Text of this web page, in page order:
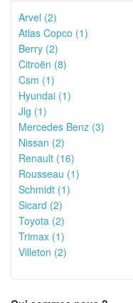
Arvel (2)
Atlas Copco (1)
Berry (2)
Citroën (8)
Csm (1)
Hyundai (1)
Jlg (1)
Mercedes Benz (3)
Nissan (2)
Renault (16)
Rousseau (1)
Schmidt (1)
Sicard (2)
Toyota (2)
Trimax (1)
Villeton (2)